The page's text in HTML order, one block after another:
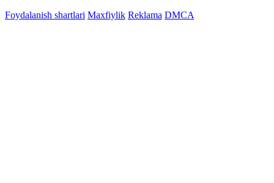
Foydalanish shartlari Maxfiylik Reklama DMCA